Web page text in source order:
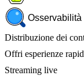
Osservabilità
Distribuzione dei
Offri esperienze
Streaming live